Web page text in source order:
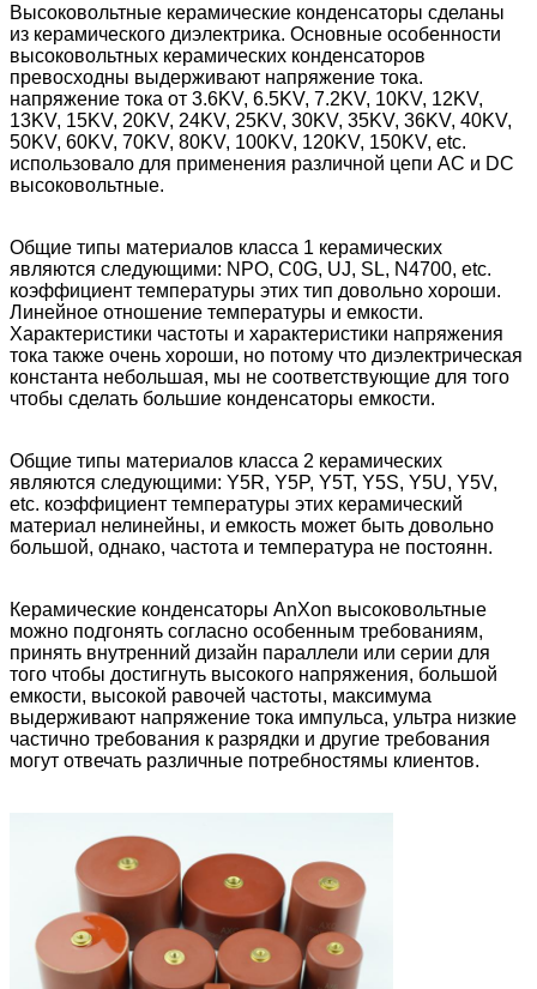
Высоковольтные керамические конденсаторы сделаны
из керамического диэлектрика. Основные особенности
высоковольтных керамических конденсаторов
превосходны выдерживают напряжение тока.
напряжение тока от 3.6KV, 6.5KV, 7.2KV, 10KV, 12KV,
13KV, 15KV, 20KV, 24KV, 25KV, 30KV, 35KV, 36KV, 40KV,
50KV, 60KV, 70KV, 80KV, 100KV, 120KV, 150KV, etc.
использовало для применения различной цепи AC и DC
высоковольтные.
Общие типы материалов класса 1 керамических
являются следующими: NPO, C0G, UJ, SL, N4700, etc.
коэффициент температуры этих тип довольно хороши.
Линейное отношение температуры и емкости.
Характеристики частоты и характеристики напряжения
тока также очень хороши, но потому что диэлектрическая
константа небольшая, мы не соответствующие для того
чтобы сделать большие конденсаторы емкости.
Общие типы материалов класса 2 керамических
являются следующими: Y5R, Y5P, Y5T, Y5S, Y5U, Y5V,
etc. коэффициент температуры этих керамический
материал нелинейны, и емкость может быть довольно
большой, однако, частота и температура не постоянн.
Керамические конденсаторы AnXon высоковольтные
можно подгонять согласно особенным требованиям,
принять внутренний дизайн параллели или серии для
того чтобы достигнуть высокого напряжения, большой
емкости, высокой равочей частоты, максимума
выдерживают напряжение тока импульса, ультра низкие
частично требования к разрядки и другие требования
могут отвечать различные потребностямы клиентов.